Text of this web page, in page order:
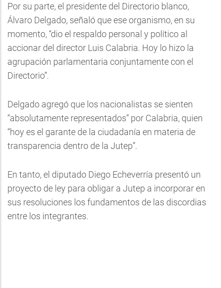
Por su parte, el presidente del Directorio blanco,
Álvaro Delgado, señaló que ese organismo, en su
momento, “dio el respaldo personal y político al
accionar del director Luis Calabria. Hoy lo hizo la
agrupación parlamentaria conjuntamente con el
Directorio”.
Delgado agregó que los nacionalistas se sienten
“absolutamente representados” por Calabria, quien
“hoy es el garante de la ciudadanía en materia de
transparencia dentro de la Jutep”.
En tanto, el diputado Diego Echeverría presentó un
proyecto de ley para obligar a Jutep a incorporar en
sus resoluciones los fundamentos de las discordias
entre los integrantes.